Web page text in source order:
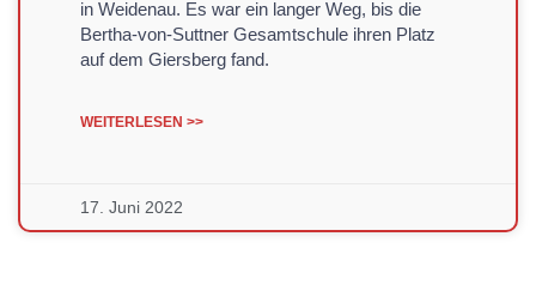
in Weidenau. Es war ein langer Weg, bis die
Bertha-von-Suttner Gesamtschule ihren Platz
auf dem Giersberg fand.
WEITERLESEN >>
17. Juni 2022